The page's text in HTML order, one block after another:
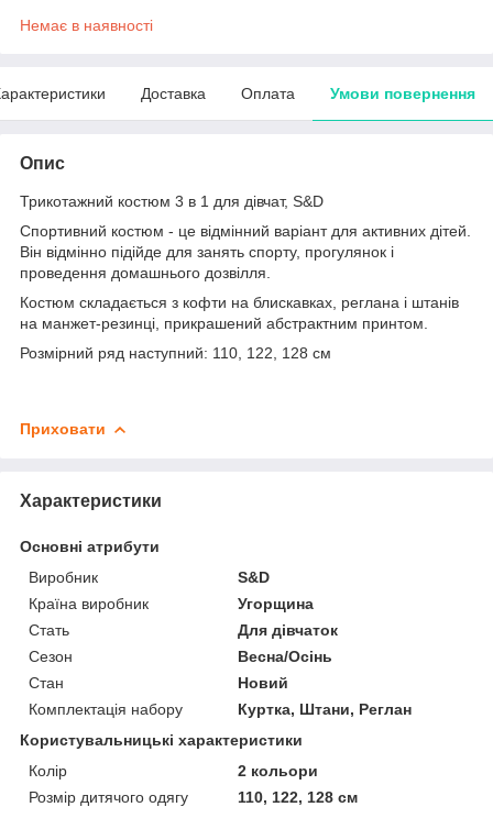
Немає в наявності
Доставка Оплата Умови повернення
Опис
Трикотажний костюм 3 в 1 для дівчат, S&D
Спортивний костюм - це відмінний варіант для активних дітей.
Він відмінно підійде для занять спорту, прогулянок і
проведення домашнього дозвілля.
Костюм складається з кофти на блискавках, реглана і штанів
на манжет-резинці, прикрашений абстрактним принтом.
Розмірний ряд наступний: 110, 122, 128 см
Приховати
Характеристики
Основні атрибути
Виробник
S&D
Країна виробник
Угорщина
Стать
Для дівчаток
Сезон
Весна/Осінь
Стан
Новий
Комплектація набору
Куртка, Штани, Реглан
Користувальницькі характеристики
Колір
2 кольори
Розмір дитячого одягу
110, 122, 128 см